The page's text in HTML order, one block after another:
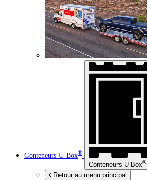
Conteneurs U-Box®
Conteneurs U-Box®
Retour au menu principal